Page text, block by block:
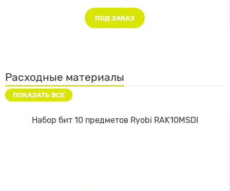
ПОД ЗАКАЗ
Расходные материалы
ПОКАЗАТЬ ВСЕ
Набор бит 10 предметов Ryobi RAK10MSDI